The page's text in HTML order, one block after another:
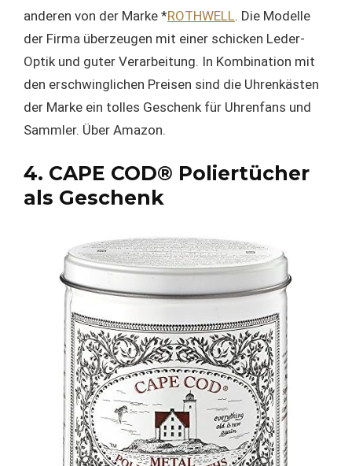
anderen von der Marke *ROTHWELL. Die Modelle
der Firma überzeugen mit einer schicken Leder-
Optik und guter Verarbeitung. In Kombination mit
den erschwinglichen Preisen sind die Uhrenkästen
der Marke ein tolles Geschenk für Uhrenfans und
Sammler. Über Amazon.
4. CAPE COD® Poliertücher
als Geschenk